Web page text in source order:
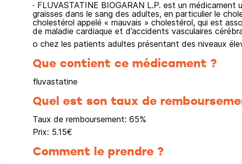
· FLUVASTATINE BIOGARAN L.P. est un médicament
graisses dans le sang des adultes, en particulier le
cholestérol appelé « mauvais » cholestérol, qui est
de maladie cardiaque et d’accidents vasculaires
o chez les patients adultes présentant des niveaux
Que contient ce médicament ?
fluvastatine
Quel est son taux de
Taux de remboursement: 65%
Prix: 5.15€
Comment le prendre ?